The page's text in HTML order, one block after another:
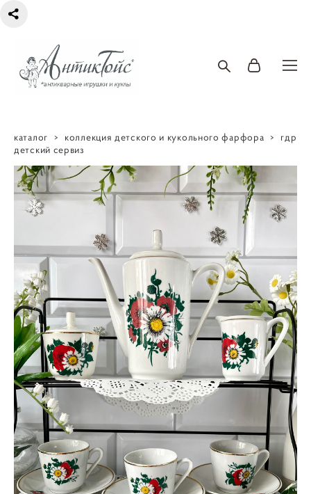
каталог > коллекция детского и кукольного фарфора >
гдр
детский сервиз